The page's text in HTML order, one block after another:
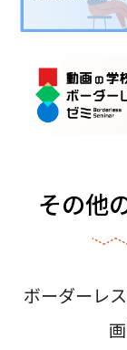
その他
ボーダーレ